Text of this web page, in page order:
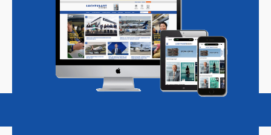
Magazine Podcasts Vacatures